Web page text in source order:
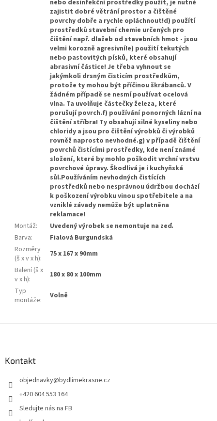
nebo desinfekční prostředky použít, je nutné
zajistit dobré větrání prostor a čištěné
povrchy dobře a rychle opláchnout!d) použítí
prostředků stavební chemie určených pro
čištění např. dlažeb od stavebních hmot - jsou
velmi korozně agresivní!e) použití tekutých
nebo pastovitých písků, které obsahují
abrasivní částice! Je třeba vyhnout se
jakýmkoli drsným čisticím prostředkům,
protože ty mohou být příčinou škrábanců. V
žádném případě se nesmí používat ocelová
vlna. Ta uvolňuje částečky železa, které
porušují povrch.f) používání ponorných lázní na
čištění stříbra! Ty obsahují silné kyseliny nebo
chloridy a jsou pro čištění výrobků či výrobků
rovněž naprosto nevhodné.g) v případě čištění
povrchů čistícími prostředky, kde není známé
složení, které by mohlo poškodit vrchní vrstvu
povrchové úpravy. Škodlivá je i kuchyňská
sůl.Používáním nevhodných čistících
prostředků nebo nesprávnou údržbou dochází
k poškození výrobku vinou spotřebitele a na
vzniklé závady nemůže být uplatněna
reklamace!
Montáž:
Uvedený výrobek se nemontuje na zeď.
Barva:
Fialová Burgundská
Rozměry
(š x v x h):
75 x 167 x 90mm
Balení (š x
v x h):
180 x 80 x 100mm
Typ
montáže: Volně
Kontakt
objednavky@bydlimekrasne.cz
+420 604 553 164
Sledujte nás na FB